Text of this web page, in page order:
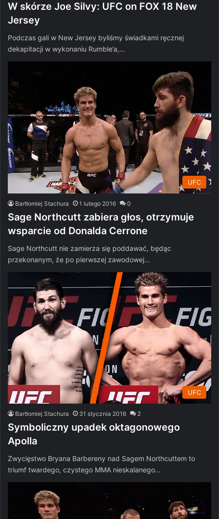
W skórze Joe Silvy: UFC on FOX 18 New
Jersey
Podczas gali w New Jersey byliśmy świadkami ręcznej
dekapitacji w wykonaniu Rumble’a,…
UFC
Bartłomiej Stachura 1 lutego 2016 0
Sage Northcutt zabiera głos, otrzymuje
wsparcie od Donalda Cerrone
Sage Northcutt nie zamierza się poddawać, będąc
przekonanym, że po pierwszej zawodowej…
UFC
Bartłomiej Stachura 31 stycznia 2016 2
Symboliczny upadek oktagonowego
Apolla
Zwycięstwo Bryana Barbereny nad Sagem Northcuttem to
triumf twardego, czystego MMA nieskalanego…